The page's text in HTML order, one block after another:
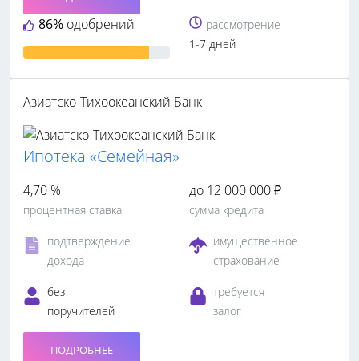
86% одобрений
рассмотрение
1-7 дней
Азиатско-Тихоокеанский Банк
Ипотека «Семейная»
4,70 %
процентная ставка
до 12 000 000 ₽
сумма кредита
подтверждение
дохода
имущественное
страхование
без
поручителей
требуется
залог
ПОДРОБНЕЕ